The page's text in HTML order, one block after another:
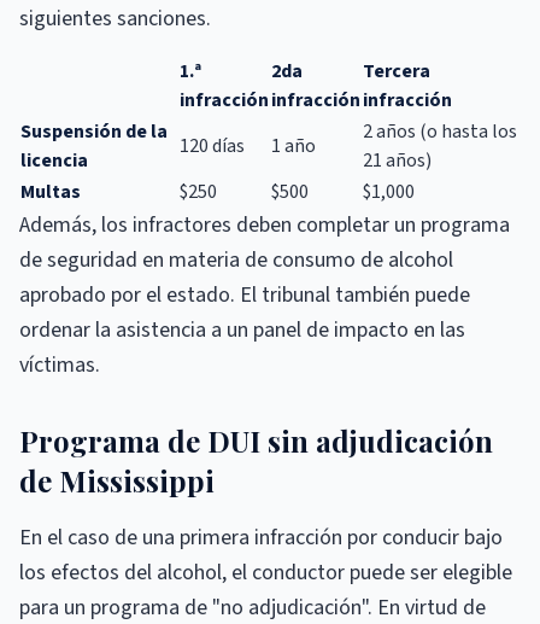
siguientes sanciones.
1.ª
infracción
2da
infracción
Tercera
infracción
Suspensión de la
licencia
120 días 1 año
2 años (o hasta los
21 años)
Multas
$250 $500 $1,000
Además, los infractores deben completar un programa
de seguridad en materia de consumo de alcohol
aprobado por el estado. El tribunal también puede
ordenar la asistencia a un panel de impacto en las
víctimas.
Programa de DUI sin adjudicación
de Mississippi
En el caso de una primera infracción por conducir bajo
los efectos del alcohol, el conductor puede ser elegible
para un programa de "no adjudicación". En virtud de